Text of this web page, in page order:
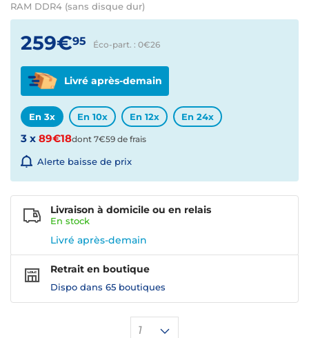
RAM DDR4 (sans disque dur)
259€95 Éco-part. : 0€26
Livré après-demain
En 3x En 10x En 12x En 24x
3 x 89€18dont 7€59 de frais
Alerte baisse de prix
1
Livraison à domicile ou en relais
En stock
Livré après-demain
Retrait en boutique
Dispo dans 65 boutiques